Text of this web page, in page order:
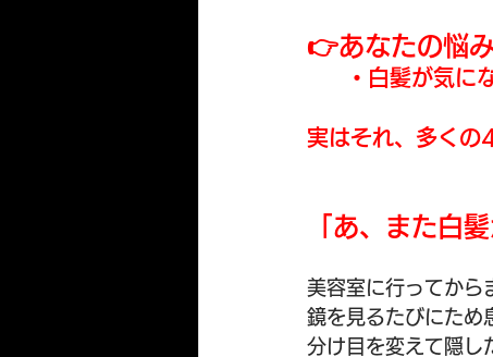
👉あなたの悩
・白髪が気に
実はそれ、多くの
「あ、また白
美容室に行ってから
鏡を見るたびにため
分け目を変えて隠し